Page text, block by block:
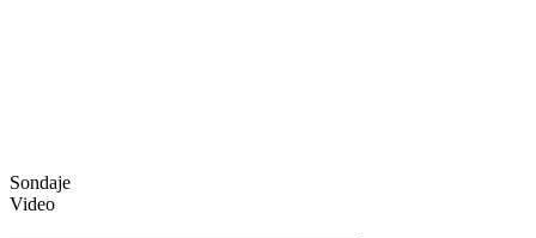
Sondaje
Video